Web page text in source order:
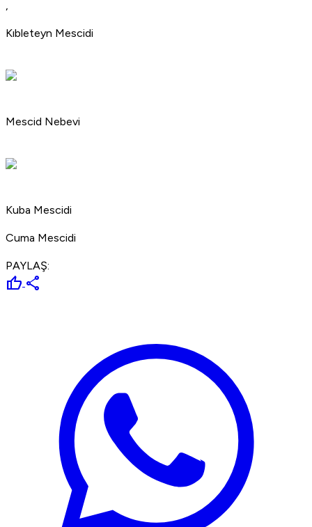
Kıbleteyn Mescidi
Mescid Nebevi
Kuba Mescidi
Cuma Mescidi
PAYLAŞ:
thumb_up share